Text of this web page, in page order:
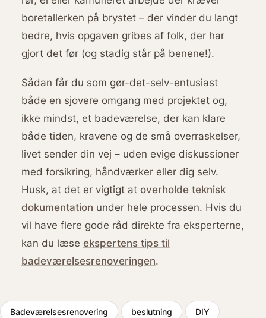
boretallerken på brystet – der vinder du langt
bedre, hvis opgaven gribes af folk, der har
gjort det før (og stadig står på benene!).
Sådan får du som gør-det-selv-entusiast
både en sjovere omgang med projektet og,
ikke mindst, et badeværelse, der kan klare
både tiden, kravene og de små overraskelser,
livet sender din vej – uden evige diskussioner
med forsikring, håndværker eller dig selv.
Husk, at det er vigtigt at overholde teknisk
dokumentation under hele processen. Hvis du
vil have flere gode råd direkte fra eksperterne,
kan du læse ekspertens tips til
badeværelsesrenoveringen.
Badeværelsesrenovering beslutning DIY